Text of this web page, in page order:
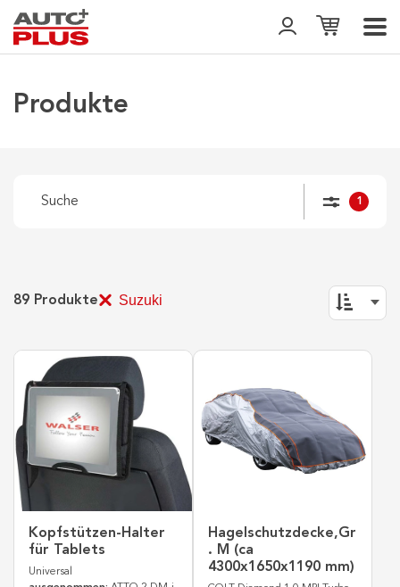
Produkte
1
89 Produkte Suzuki
Kopfstützen-Halter
für Tablets
Universal
Hagelschutzdecke,Gr
. M (ca
4300x1650x1190 mm)